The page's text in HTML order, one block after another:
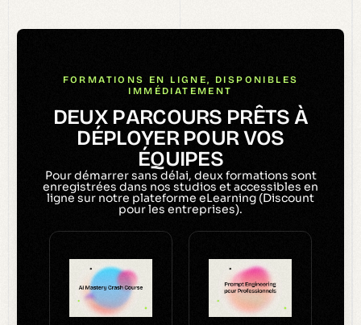
FORMATIONS EN LIGNE, DISPONIBLES
IMMÉDIATEMENT
DEUX PARCOURS PRÊTSÀ
DÉPLOYER POURVOS
ÉQUIPES
Pour démarrer sans délai, deux formations sont
enregistrées dans nos studios et accessibles en
ligne sur notre plateforme eLearning (Discount
pour les entreprises).